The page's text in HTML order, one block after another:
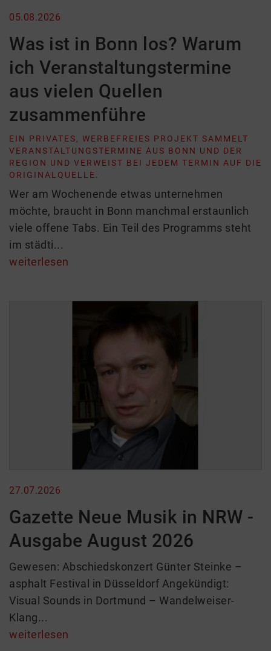
05.08.2026
Was ist in Bonn los? Warum
ich Veranstaltungstermine
aus vielen Quellen
zusammenführe
EIN PRIVATES, WERBEFREIES PROJEKT SAMMELT
VERANSTALTUNGSTERMINE AUS BONN UND DER
REGION UND VERWEIST BEI JEDEM TERMIN AUF DIE
ORIGINALQUELLE.
Wer am Wochenende etwas unternehmen
möchte, braucht in Bonn manchmal erstaunlich
viele offene Tabs. Ein Teil des Programms steht
im städti...
weiterlesen
27.07.2026
Gazette Neue Musik in NRW -
Ausgabe August 2026
Gewesen: Abschiedskonzert Günter Steinke –
asphalt Festival in Düsseldorf Angekündigt:
Visual Sounds in Dortmund – Wandelweiser-
Klang...
weiterlesen